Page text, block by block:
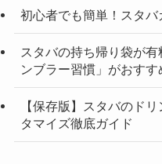
初心者でも簡単！スタバ
スタバの持ち帰り袋が
ンブラー習慣」がおすす
【保存版】スタバのド
タマイズ徹底ガイド